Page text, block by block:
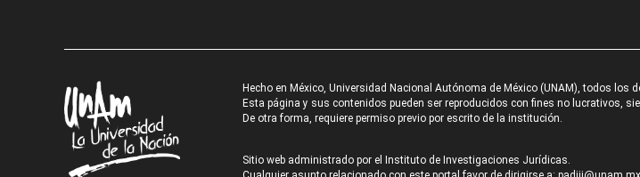
Hecho en México, Universidad Nacional Autónoma de México (UNAM), todos los
Esta página y sus contenidos pueden ser reproducidos con fines no lucrativos,
De otra forma, requiere permiso previo por escrito de la institución.
Sitio web administrado por el Instituto de Investigaciones Jurídicas.